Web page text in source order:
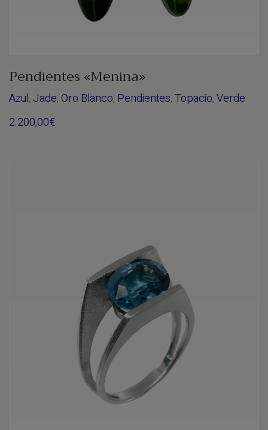
Pendientes «Menina»
Azul, Jade,Oro Blanco, Pendientes,Topacio,Verde
2.200,00€